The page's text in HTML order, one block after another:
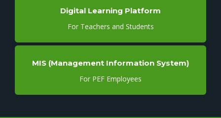
Digital Learning Platform
For Teachers and Students
MIS (Management Information System)
For PEF Employees